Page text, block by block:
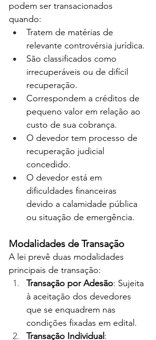
podem ser transacionados
quando:
Tratem de matérias de
relevante controvérsia jurídica.
São classificados como
irrecuperáveis ou de difícil
recuperação.
Correspondem a créditos de
pequeno valor em relação ao
custo de sua cobrança.
O devedor tem processo de
recuperação judicial
concedido.
O devedor está em
dificuldades financeiras
devido a calamidade pública
ou situação de emergência.
Modalidades de Transação
A lei prevê duas modalidades
principais de transação:
Transação por Adesão: Sujeita
à aceitação dos devedores
que se enquadrem nas
condições fixadas em edital.
Transação Individual :